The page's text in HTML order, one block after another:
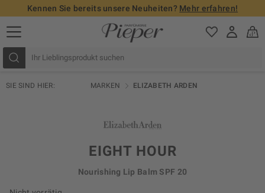
Kennen Sie bereits unsere Neuheiten? Mehr erfahren!
SIE SIND HIER: MARKEN ELIZABETH ARDEN
EIGHT HOUR
Nourishing Lip Balm SPF 20